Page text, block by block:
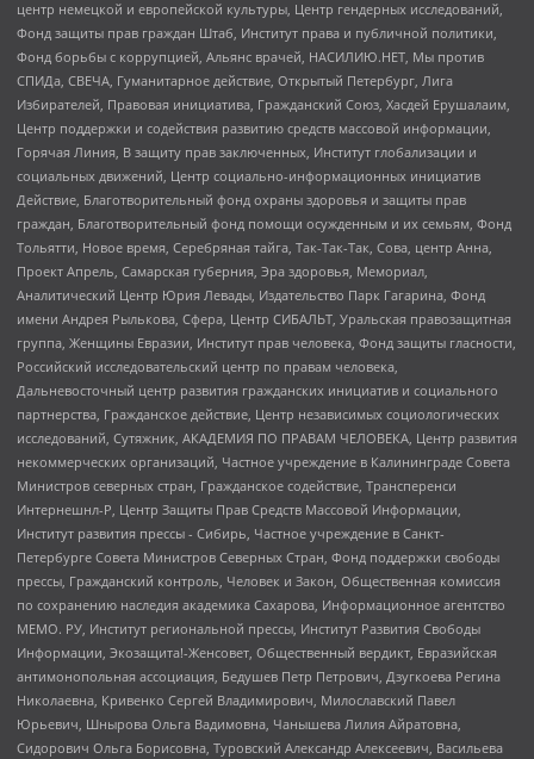
центр немецкой и европейской культуры, Центр гендерных исследований,
Фонд защиты прав граждан Штаб, Институт права и публичной политики,
Фонд борьбы с коррупцией, Альянс врачей, НАСИЛИЮ.НЕТ, Мы против
СПИДа, СВЕЧА, Гуманитарное действие, Открытый Петербург, Лига
Избирателей, Правовая инициатива, Гражданский Союз, Хасдей Ерушалаим,
Центр поддержки и содействия развитию средств массовой информации,
Горячая Линия, В защиту прав заключенных, Институт глобализации и
социальных движений, Центр социально-информационных инициатив
Действие, Благотворительный фонд охраны здоровья и защиты прав
граждан, Благотворительный фонд помощи осужденным и их семьям, Фонд
Тольятти, Новое время, Серебряная тайга, Так-Так-Так, Сова, центр Анна,
Проект Апрель, Самарская губерния, Эра здоровья, Мемориал,
Аналитический Центр Юрия Левады, Издательство Парк Гагарина, Фонд
имени Андрея Рылькова, Сфера, Центр СИБАЛЬТ, Уральская правозащитная
группа, Женщины Евразии, Институт прав человека, Фонд защиты гласности,
Российский исследовательский центр по правам человека,
Дальневосточный центр развития гражданских инициатив и социального
партнерства, Гражданское действие, Центр независимых социологических
исследований, Сутяжник, АКАДЕМИЯ ПО ПРАВАМ ЧЕЛОВЕКА, Центр развития
некоммерческих организаций, Частное учреждение в Калининграде Совета
Министров северных стран, Гражданское содействие, Трансперенси
Интернешнл-Р, Центр Защиты Прав Средств Массовой Информации,
Институт развития прессы - Сибирь, Частное учреждение в Санкт-
Петербурге Совета Министров Северных Стран, Фонд поддержки свободы
прессы, Гражданский контроль, Человек и Закон, Общественная комиссия
по сохранению наследия академика Сахарова, Информационное агентство
МЕМО. РУ, Институт региональной прессы, Институт Развития Свободы
Информации, Экозащита!-Женсовет, Общественный вердикт, Евразийская
антимонопольная ассоциация, Бедушев Петр Петрович, Дзугкоева Регина
Николаевна, Кривенко Сергей Владимирович, Милославский Павел
Юрьевич, Шнырова Ольга Вадимовна, Чанышева Лилия Айратовна,
Сидорович Ольга Борисовна, Туровский Александр Алексеевич, Васильева